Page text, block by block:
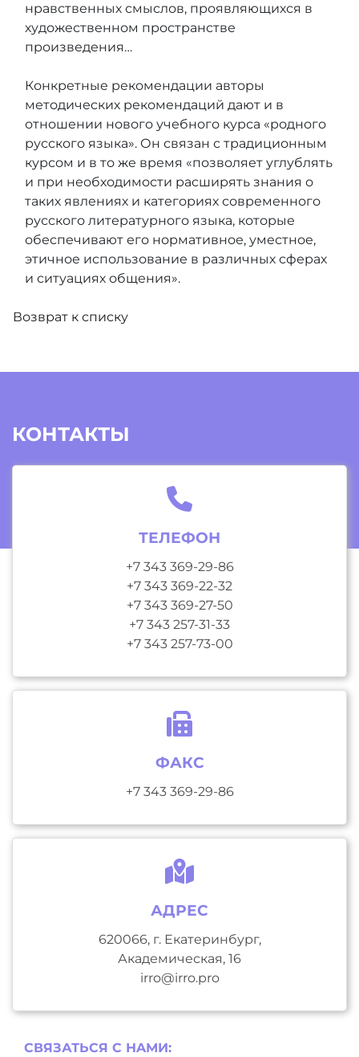
нравственных смыслов, проявляющихся в
художественном пространстве
произведения…
Конкретные рекомендации авторы
методических рекомендаций дают и в
отношении нового учебного курса «родного
русского языка». Он связан с традиционным
курсом и в то же время «позволяет углублять
и при необходимости расширять знания о
таких явлениях и категориях современного
русского литературного языка, которые
обеспечивают его нормативное, уместное,
этичное использование в различных сферах
и ситуациях общения».
Возврат к списку
КОНТАКТЫ
ТЕЛЕФОН
+7 343 369-29-86
+7 343 369-22-32
+7 343 369-27-50
+7 343 257-31-33
+7 343 257-73-00
ФАКС
+7 343 369-29-86
АДРЕС
620066, г. Екатеринбург,
Академическая, 16
irro@irro.pro
СВЯЗАТЬСЯ С НAМИ: